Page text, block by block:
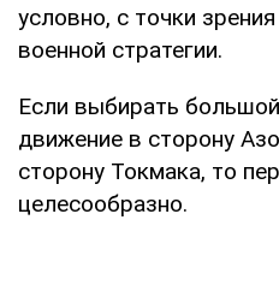
условно, с точки
военной стратегии.
Если выбирать
движение в сторону
сторону Токмака, то
целесообразно.